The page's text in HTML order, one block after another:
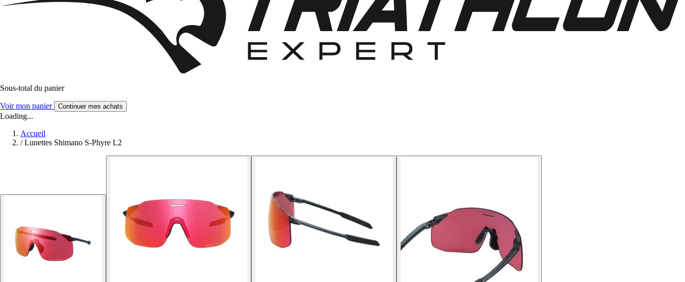
Sous-total du panier
Voir mon panier Continuer mes achats
Loading...
Accueil
/ Lunettes Shimano S-Phyre L2